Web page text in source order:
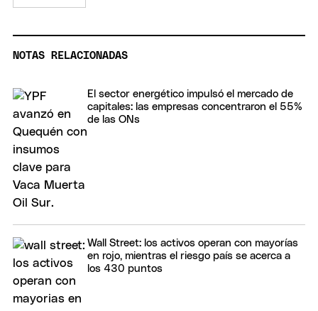
NOTAS RELACIONADAS
El sector energético impulsó el mercado de
capitales: las empresas concentraron el 55%
de las ONs
Wall Street: los activos operan con mayorías
en rojo, mientras el riesgo país se acerca a
los 430 puntos